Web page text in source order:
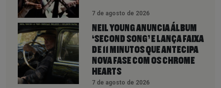
7 de agosto de 2026
NEIL YOUNG ANUNCIA ÁLBUM
‘SECOND SONG’ E LANÇA FAIXA
DE 11 MINUTOS QUE ANTECIPA
NOVA FASE COM OS CHROME
HEARTS
7 de agosto de 2026